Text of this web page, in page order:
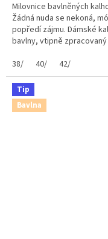
Milovnice bavlněných
Žádná nuda se nekoná,
popředí zájmu. Dámské
bavlny, vtipně
38/
40/ 42/
Tip
Bavlna